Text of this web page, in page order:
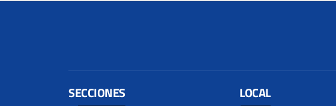
SECCIONES LOCAL